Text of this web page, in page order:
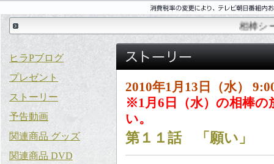
邨
�｡
ｪ
邨
謗
�
繝･繝｡繝ｳ繧ｿ繝ｪ繝ｼ
�逕ｻ
ぅ
蜉��ｴ蜈ｬ髢区
丐逕ｻ
繝励
隕ｳ
ヒラPブログ
プレゼント
ストーリー
予告動画
関連商品 グッズ
関連商品 DVD
2010年1月13日（水）
※1月6日（水）の相棒の
い。
第１１話 「願い」